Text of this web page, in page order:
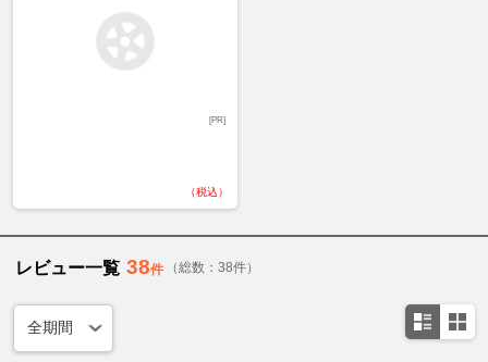
[PR]
（税込）
レビュー一覧 38件 （総数：38件）